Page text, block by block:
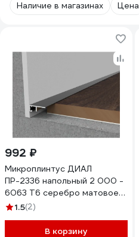
Наличие в магазинах Цена
992 ₽
Микроплинтус ДИАЛ
ПР-2336 напольный 2 000 -
6063 Т6 серебро матовое
4687204783517
1.5(2)
В корзину